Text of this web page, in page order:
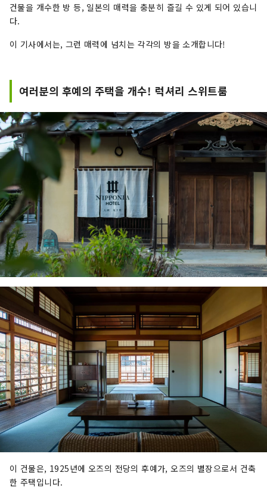
건물을 개수한 방 등, 일본의 매력을 충분히 즐길 수 있게 되어 있습니
다.
이 기사에서는, 그런 매력에 넘치는 각각의 방을 소개합니다!
여러분의 후예의 주택을 개수! 럭셔리 스위트룸
이 건물은, 1925년에 오즈의 전당의 후예가, 오즈의 별장으로서 건축
한 주택입니다.